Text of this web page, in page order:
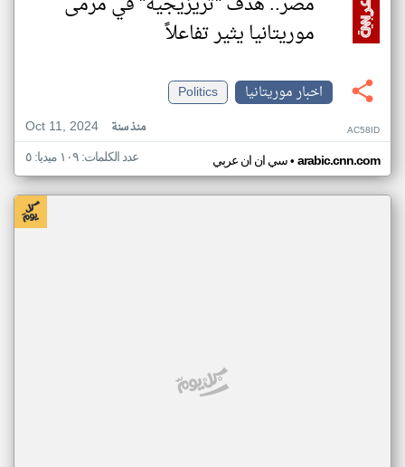
موريتانيا يثير تفاعلاً
اخبار موريتانيا
Politics
Oct 11, 2024
منذ سنة AC58ID
سي ان ان عربي• arabic.cnn.com عدد الكلمات: ١٠٩ ميديا: ٥